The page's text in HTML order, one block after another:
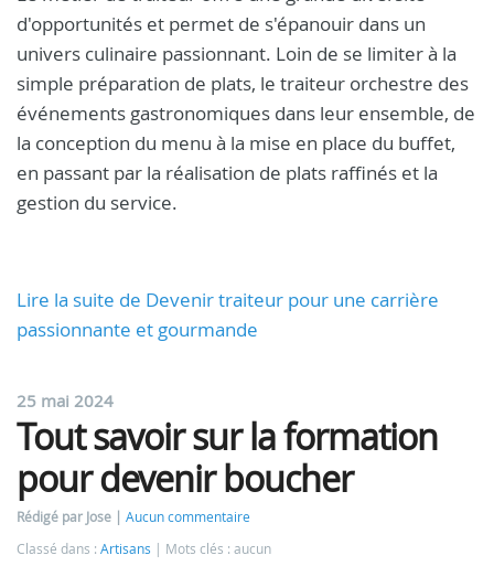
d'opportunités et permet de s'épanouir dans un
univers culinaire passionnant. Loin de se limiter à la
simple préparation de plats, le traiteur orchestre des
événements gastronomiques dans leur ensemble, de
la conception du menu à la mise en place du buffet,
en passant par la réalisation de plats raffinés et la
gestion du service.
Lire la suite de Devenir traiteur pour une carrière
passionnante et gourmande
25 mai 2024
Tout savoir sur la formation
pour devenir boucher
Rédigé par Jose
Aucun commentaire
Classé dans : Artisans Mots clés : aucun